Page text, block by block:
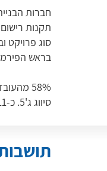
סוג פרויקט
בראש
סיווג ג'5. כ-11 חברות קבלניות בסדר גודל זה קיבלו בשנה החולפת יותר מ-10 צווי בטיחות באתריהן.